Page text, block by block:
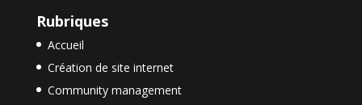
Rubriques
Accueil
Création de site internet
Community management